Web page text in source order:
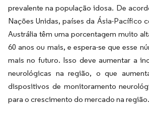
prevalente na população idosa. De
Nações Unidas, países da Ásia-Pacífico
Austrália têm uma porcentagem muito
60 anos ou mais, e espera-se que esse
mais no futuro. Isso deve aumentar a
neurológicas na região, o que
dispositivos de monitoramento
para o crescimento do mercado na região.